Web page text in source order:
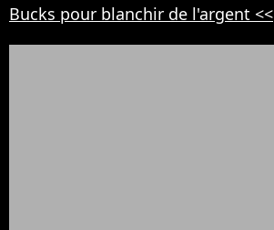
Bucks pour blanchir de l'argent <<